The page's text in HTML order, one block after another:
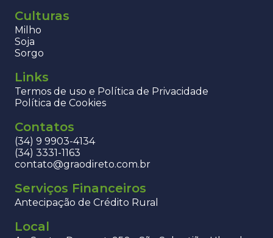
Culturas
Milho
Soja
Sorgo
Links
Termos de uso e Política de Privacidade
Política de Cookies
Contatos
(34) 9 9903-4134
(34) 3331-1163
contato@graodireto.com.br
Serviços Financeiros
Antecipação de Crédito Rural
Local